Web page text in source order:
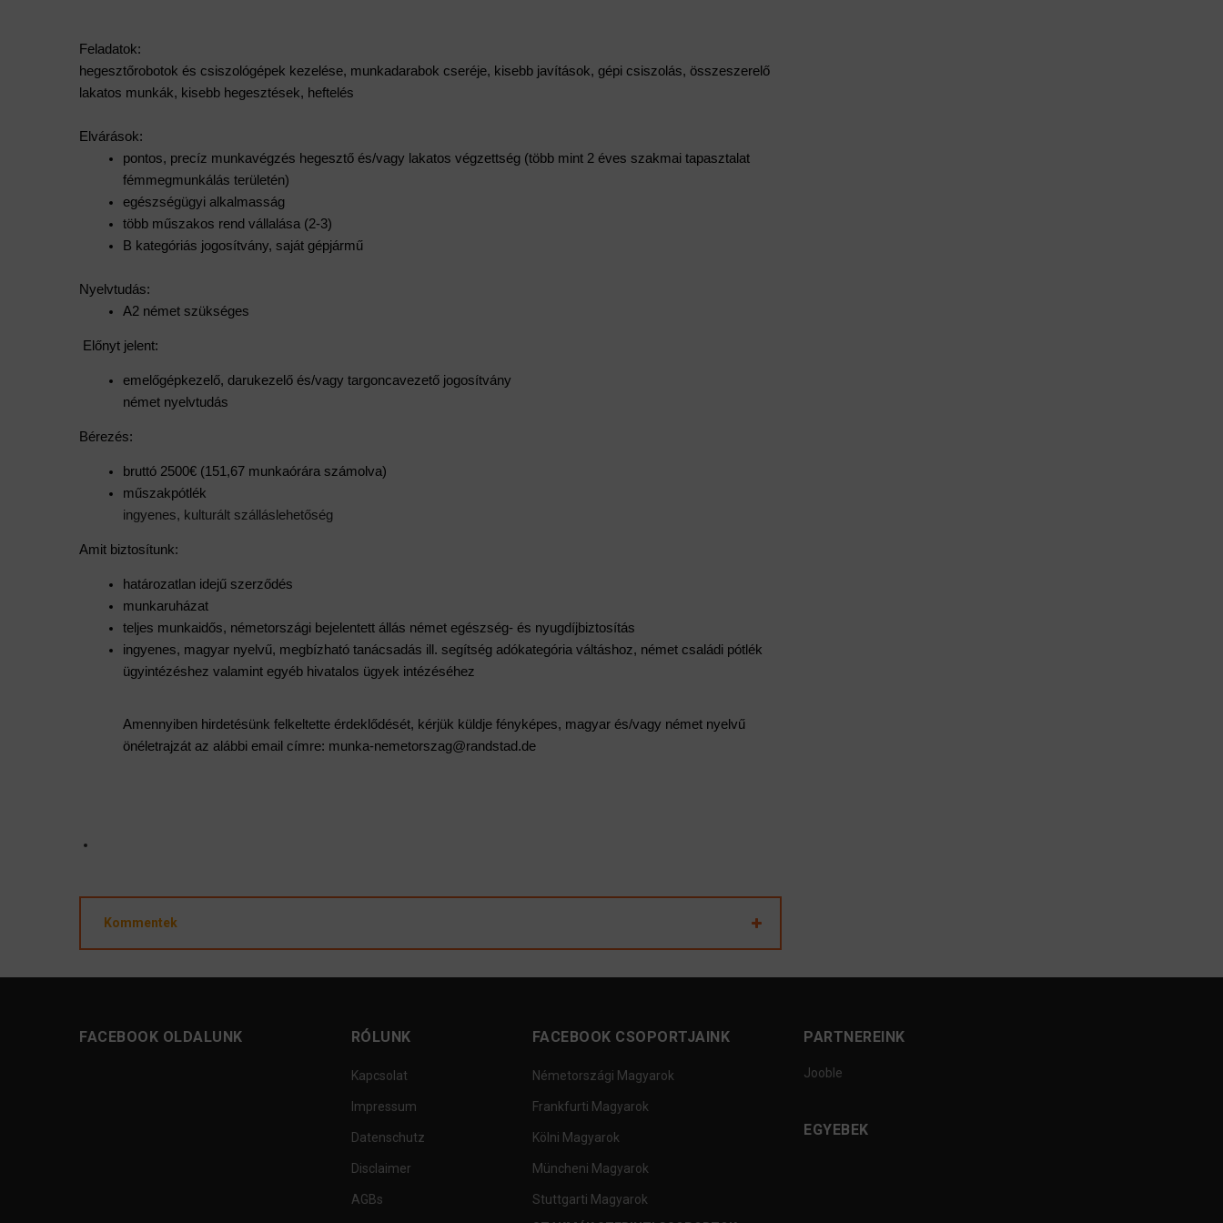
Feladatok:
hegesztőrobotok és csiszológépek kezelése, munkadarabok cseréje, kisebb javítások, gépi csiszolás, összeszerelő
lakatos munkák, kisebb hegesztések, heftelés
Elvárások:
pontos, precíz munkavégzés hegesztő és/vagy lakatos végzettség (több mint 2 éves szakmai tapasztalat
fémmegmunkálás területén)
egészségügyi alkalmasság
több műszakos rend vállalása (2-3)
B kategóriás jogosítvány, saját gépjármű
Nyelvtudás:
A2 német szükséges
Előnyt jelent:
emelőgépkezelő, darukezelő és/vagy targoncavezető jogosítvány
német nyelvtudás
Bérezés:
bruttó 2500€ (151,67 munkaórára számolva)
műszakpótlék
ingyenes, kulturált szálláslehetőség
Amit biztosítunk:
határozatlan idejű szerződés
munkaruházat
teljes munkaidős, németországi bejelentett állás német egészség- és nyugdíjbiztosítás
ingyenes, magyar nyelvű, megbízható tanácsadás ill. segítség adókategória váltáshoz, német családi pótlék
ügyintézéshez valamint egyéb hivatalos ügyek intézéséhez
Amennyiben hirdetésünk felkeltette érdeklődését, kérjük küldje fényképes, magyar és/vagy német nyelvű
önéletrajzát az alábbi email címre: munka-nemetorszag@randstad.de
Kommentek
FACEBOOK OLDALUNK RÓLUNK
Kapcsolat
Impressum
Datenschutz
Disclaimer
AGBs
FACEBOOK CSOPORTJAINK
Németországi Magyarok
Frankfurti Magyarok
Kölni Magyarok
Müncheni Magyarok
Stuttgarti Magyarok
PARTNEREINK
Jooble
EGYEBEK